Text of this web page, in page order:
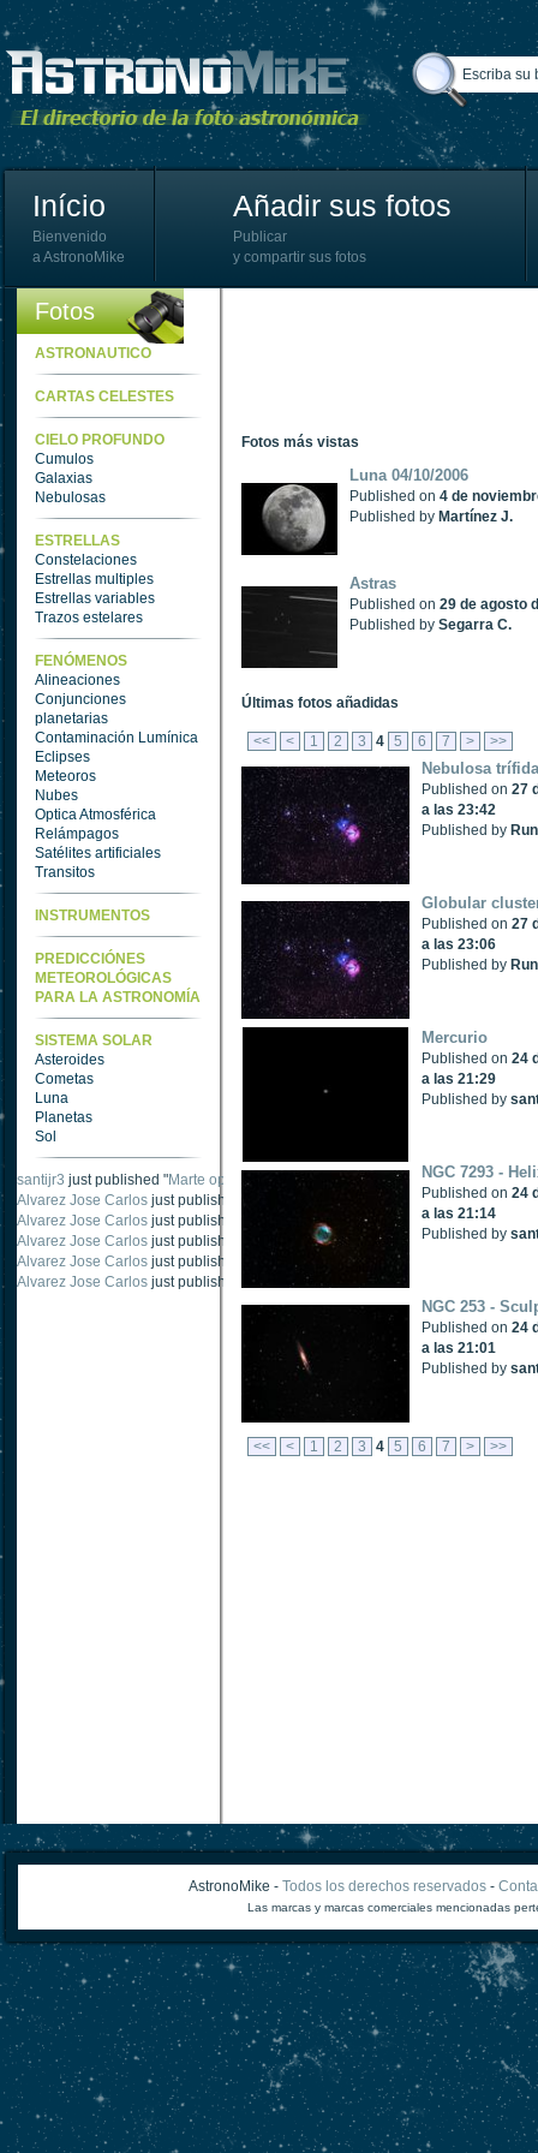
Início
Bienvenido
a AstronoMike
Añadir sus fotos
Publicar
y compartir sus fotos
Fotos
ASTRONAUTICO
CARTAS CELESTES
CIELO PROFUNDO
Cumulos
Galaxias
Nebulosas
ESTRELLAS
Constelaciones
Estrellas multiples
Estrellas variables
Trazos estelares
FENÓMENOS
Alineaciones
Conjunciones
planetarias
Contaminación Lumínica
Eclipses
Meteoros
Nubes
Optica Atmosférica
Relámpagos
Satélites artificiales
Transitos
INSTRUMENTOS
PREDICCIÓNES
METEOROLÓGICAS
PARA LA ASTRONOMÍA
SISTEMA SOLAR
Asteroides
Cometas
Luna
Planetas
Sol
santijr3 just published "Marte oposición 2020
Alvarez Jose Carlos just published " Saturno 20 noviembre 2003".
Alvarez Jose Carlos just published " Júpiter 2010
Alvarez Jose Carlos just published " Oposición Marte 30 de octubre 2020".
Alvarez Jose Carlos just published " Oposición Marte 28 Octubre 2020
Alvarez Jose Carlos just published " Marte oposición octubre 2020 vs NASA
Fotos más vistas
Luna 04/10/2006
Published on 4 de
Published by Martínez J.
Astras
Published on 29 de agosto
Published by Segarra C.
Últimas fotos añadidas
<< < 1 2 3 4 5 6 7 > >>
Nebulosa trífida
Published on 27
a las 23:42
Published by
Globular
Published on 27
a las 23:06
Published by
Mercurio
Published on 24
a las 21:29
Published by
NGC 7293 -
Published on 24
a las 21:14
Published by
NGC 253 -
Published on 24
a las 21:01
Published by
<< < 1 2 3 4 5 6 7 > >>
AstronoMike - Todos los derechos reservados-
Las marcas y marcas comerciales mencionadas